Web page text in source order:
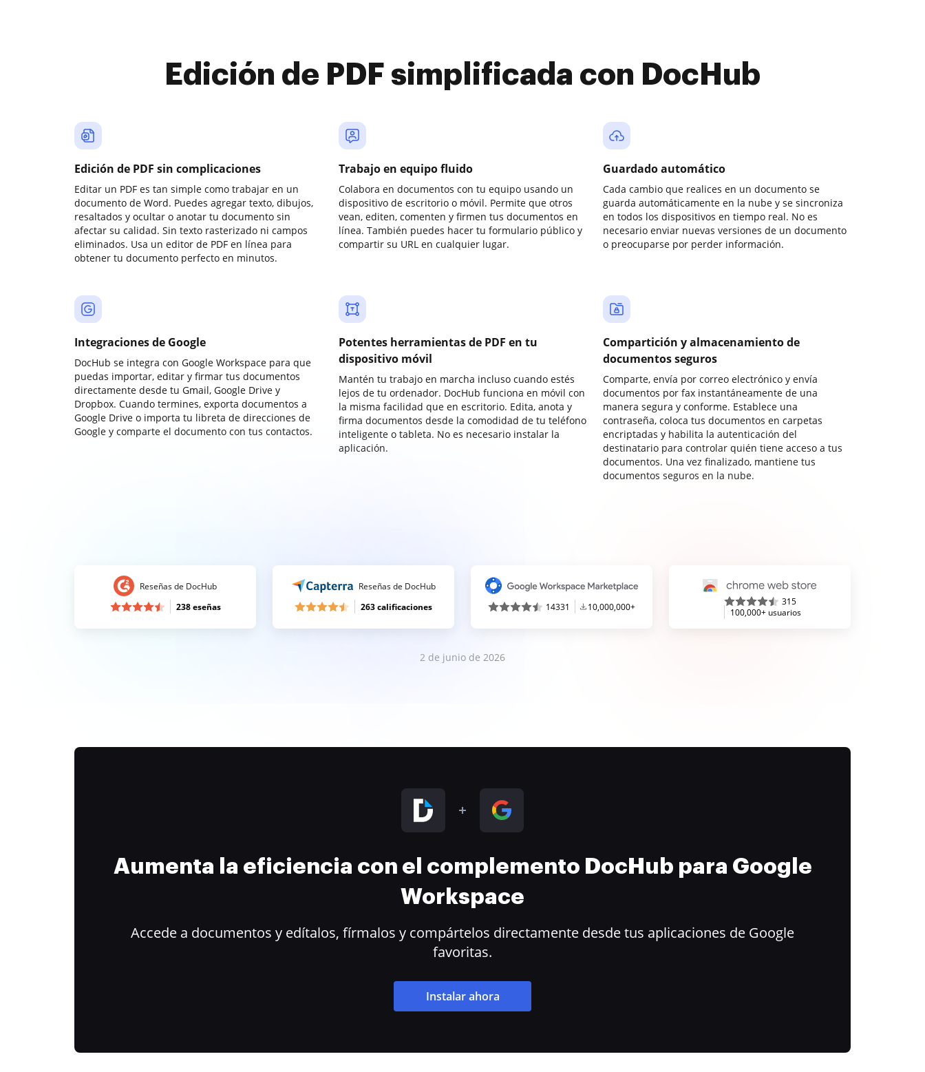
Edición de PDF simplificada con DocHub
Edición de PDF sin complicaciones
Editar un PDF es tan simple como trabajar en un
documento de Word. Puedes agregar texto, dibujos,
resaltados y ocultar o anotar tu documento sin
afectar su calidad. Sin texto rasterizado ni campos
eliminados. Usa un editor de PDF en línea para
obtener tu documento perfecto en minutos.
Trabajo en equipo fluido
Colabora en documentos con tu equipo usando un
dispositivo de escritorio o móvil. Permite que otros
vean, editen, comenten y firmen tus documentos en
línea. También puedes hacer tu formulario público y
compartir su URL en cualquier lugar.
Guardado automático
Cada cambio que realices en un documento se
guarda automáticamente en la nube y se sincroniza
en todos los dispositivos en tiempo real. No es
necesario enviar nuevas versiones de un documento
o preocuparse por perder información.
Integraciones de Google
DocHub se integra con Google Workspace para que
puedas importar, editar y firmar tus documentos
directamente desde tu Gmail, Google Drive y
Dropbox. Cuando termines, exporta documentos a
Google Drive o importa tu libreta de direcciones de
Google y comparte el documento con tus contactos.
Potentes herramientas de PDF en tu
dispositivo móvil
Mantén tu trabajo en marcha incluso cuando estés
lejos de tu ordenador. DocHub funciona en móvil con
la misma facilidad que en escritorio. Edita, anota y
firma documentos desde la comodidad de tu teléfono
inteligente o tableta. No es necesario instalar la
aplicación.
Compartición y almacenamiento de
documentos seguros
Comparte, envía por correo electrónico y envía
documentos por fax instantáneamente de una
manera segura y conforme. Establece una
contraseña, coloca tus documentos en carpetas
encriptadas y habilita la autenticación del
destinatario para controlar quién tiene acceso a tus
documentos. Una vez finalizado, mantiene tus
documentos seguros en la nube.
Reseñas de DocHub
238 eseñas
Reseñas de DocHub
263 calificaciones
14331 10,000,000+
315
100,000+ usuarios
2 de junio de 2026
Aumenta la eficiencia con el complemento DocHub para Google
Workspace
Accede a documentos y edítalos, fírmalos y compártelos directamente desde tus aplicaciones de Google
favoritas.
Instalar ahora